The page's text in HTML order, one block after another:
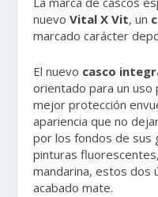
nuevoVital X Vit, un
marcado carácter
El nuevo casco
orientado para un uso
mejor protección
apariencia que no
por los fondos de sus
pinturas
mandarina, estos dos
acabado mate.